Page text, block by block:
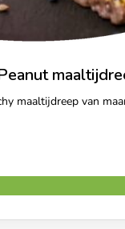
maaltijdreep van